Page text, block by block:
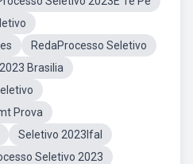
RedaProcesso Seletivo
Brasilia
Prova
Seletivo 2023Ifal
Seletivo 2023